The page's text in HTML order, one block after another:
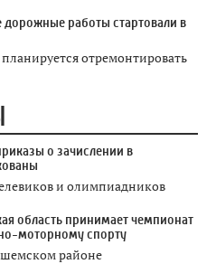
работы стартовали в
отремонтировать
о зачислении в
и олимпиадников
область принимает чемпионат
моторному спорту
районе